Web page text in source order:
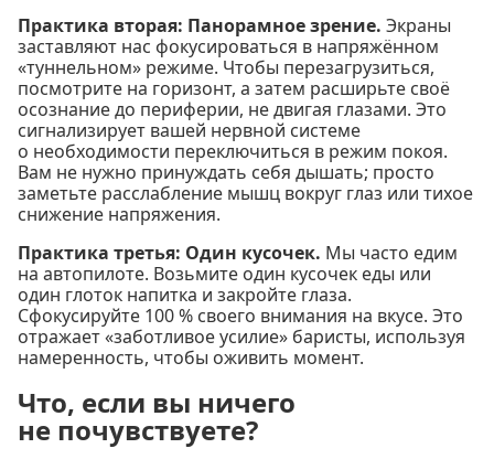
Практика вторая: Панорамное зрение. Экраны
заставляют нас фокусироваться в напряжённом
«туннельном» режиме. Чтобы перезагрузиться,
посмотрите на горизонт, а затем расширьте своё
осознание до периферии, не двигая глазами. Это
сигнализирует вашей нервной системе
о необходимости переключиться в режим покоя.
Вам не нужно принуждать себя дышать; просто
заметьте расслабление мышц вокруг глаз или тихое
снижение напряжения.
Практика третья: Один кусочек. Мы часто едим
на автопилоте. Возьмите один кусочек еды или
один глоток напитка и закройте глаза.
Сфокусируйте 100 % своего внимания на вкусе. Это
отражает «заботливое усилие» баристы, используя
намеренность, чтобы оживить момент.
Что, если вы ничего
не почувствуете?